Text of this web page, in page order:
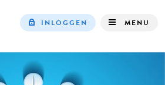
INLOGGEN MENU